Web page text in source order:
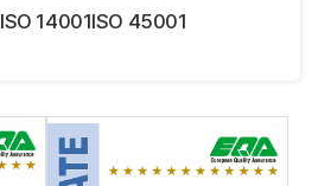
ISO 14001ISO 45001